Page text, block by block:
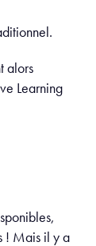
alors
Learning
! Mais il y a